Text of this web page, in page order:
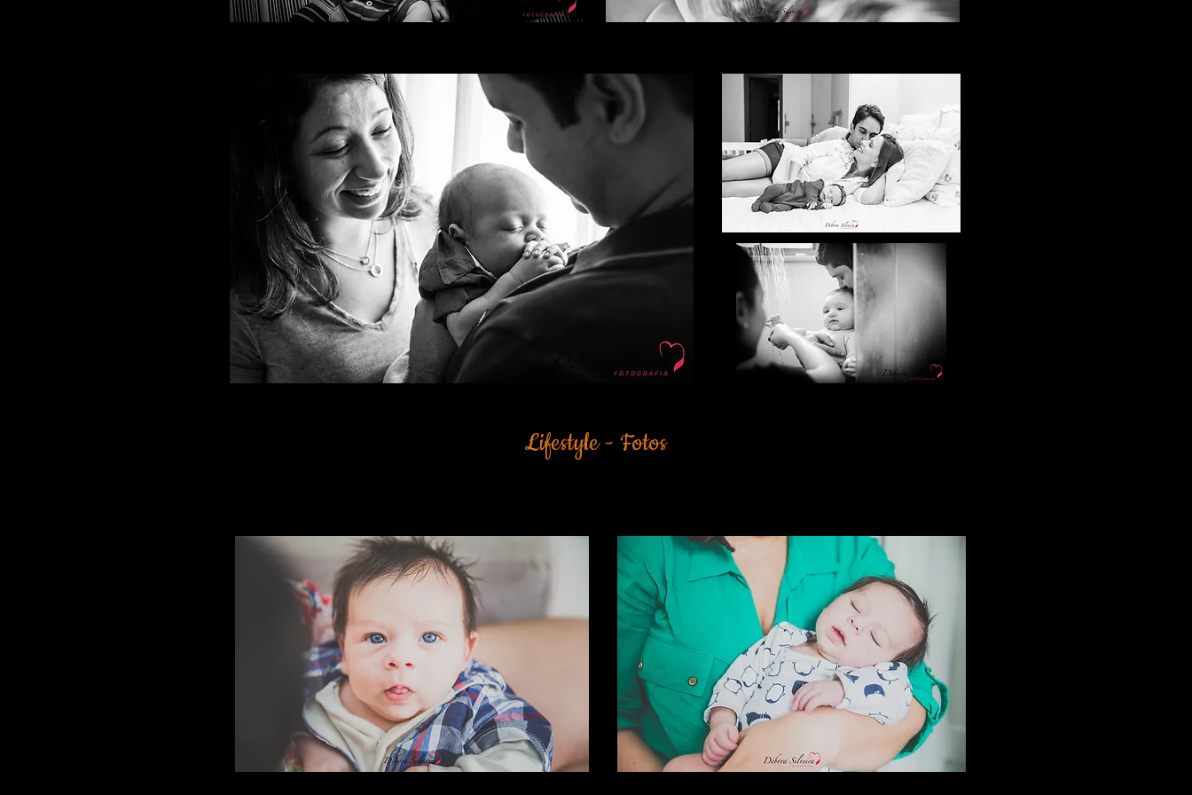
Lifestyle - Fotos